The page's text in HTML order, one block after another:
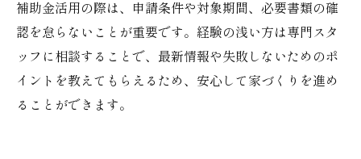
補助金活用の際は、申請条件や対象期間、必要書類の確
認を怠らないことが重要です。経験の浅い方は専門スタ
ッフに相談することで、最新情報や失敗しないためのポ
イントを教えてもらえるため、安心して家づくりを進め
ることができます。